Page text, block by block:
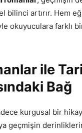
bilinci artırır. Hem
okuyuculara farklı bir
ile
Bağ
kurgusal bir
geçmişin